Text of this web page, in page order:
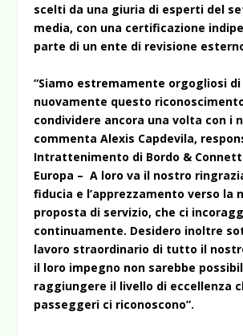
scelti da una giuria di esperti del
media, con una certificazione
parte di un ente di revisione
“Siamo estremamente orgogliosi
nuovamente questo
condividere ancora una volta con i
commenta Alexis Capdevila,
Intrattenimento di Bordo &
Europa – A loro va il nostro
fiducia e l’apprezzamento verso la
proposta di servizio, che ci
continuamente. Desidero inoltre
lavoro straordinario di tutto il
il loro impegno non sarebbe
raggiungere il livello di eccellenza
passeggeri ci riconoscono”.